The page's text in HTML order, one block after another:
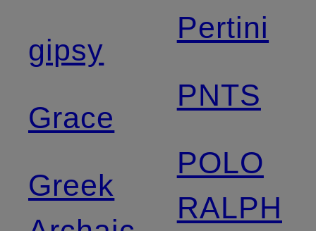
gipsy
Grace
Greek
Pertini
PNTS
POLO
RALPH